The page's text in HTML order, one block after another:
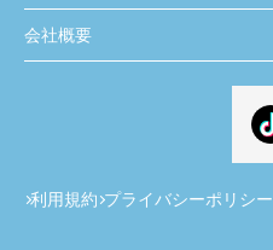
会社概要
利用規約 プライバシーポリシー